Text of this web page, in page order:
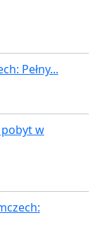
Pełny...
w